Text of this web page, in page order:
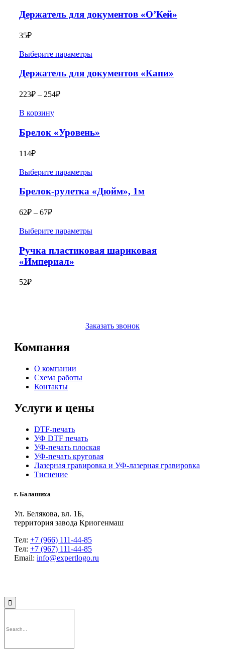
Держатель для документов «О’Кей»
35₽
Выберите параметры
Держатель для документов «Капи»
223₽ – 254₽
В корзину
Брелок «Уровень»
114₽
Выберите параметры
Брелок-рулетка «Дюйм», 1м
62₽ – 67₽
Выберите параметры
Ручка пластиковая шариковая
«Империал»
52₽
Заказать звонок
Компания
О компании
Схема работы
Контакты
Услуги и цены
DTF-печать
УФ DTF печать
УФ-печать плоская
УФ-печать круговая
Лазерная гравировка и УФ-лазерная гравировка
Тиснение
г. Балашиха
Ул. Белякова, вл. 1Б,
территория завода Криогенмаш
Тел: +7 (966) 111-44-85
Тел: +7 (967) 111-44-85
Email: info@expertlogo.ru
